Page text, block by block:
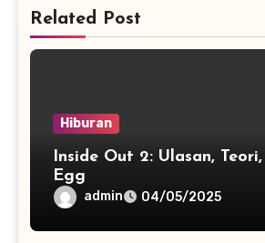
Related Post
Hiburan
Inside Out 2: Ulasan,
Egg
admin 04/05/2025